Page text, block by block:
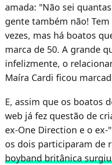
amada: "Não sei
gente também não!
vezes, mas há boatos
marca de 50. A grande
infelizmente, o
Maíra Cardi ficou
E, assim que os boatos
web já fez questão de
ex-One Direction e o
os dois participaram de
boyband britânica